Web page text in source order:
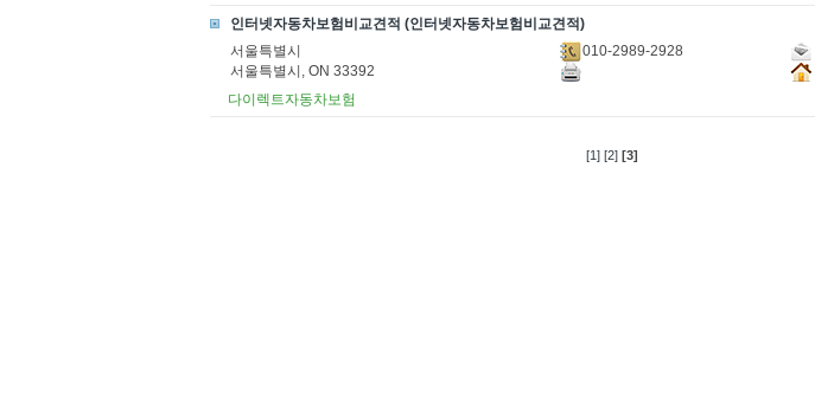
인터넷자동차보험비교견적 (인터넷자동차보험비교견적)
서울특별시
서울특별시, ON 33392
010-2989-2928
다이렉트자동차보험
[1] [2] [3]